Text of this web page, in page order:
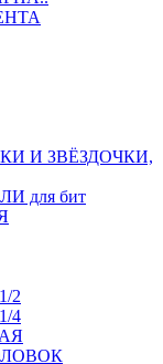
И ЗВЁЗДОЧКИ,
для бит
2
4